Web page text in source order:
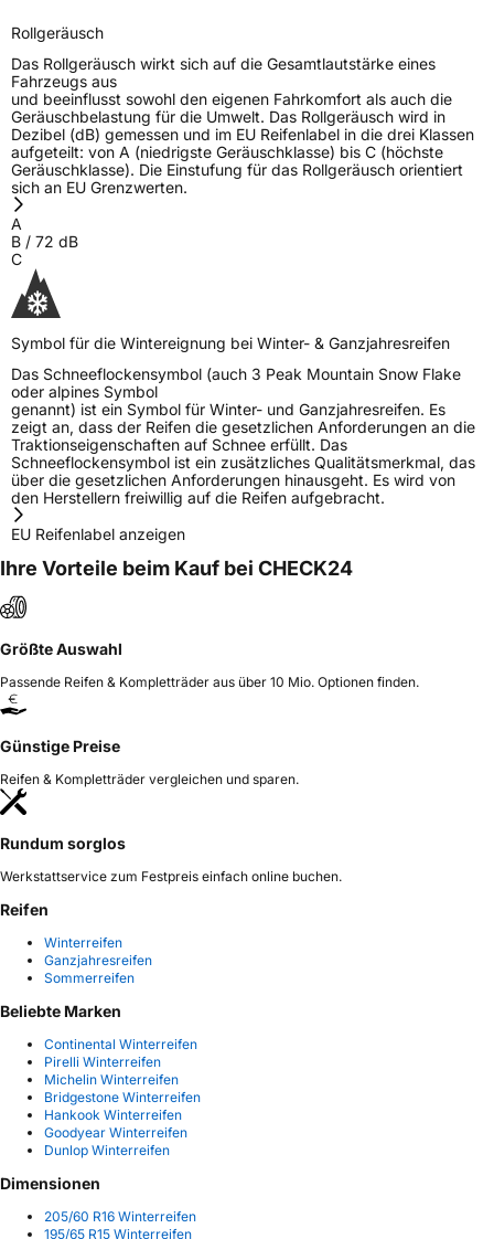
Rollgeräusch
Das Rollgeräusch wirkt sich auf die Gesamtlautstärke eines
Fahrzeugs aus
und beeinflusst sowohl den eigenen Fahrkomfort als auch die
Geräuschbelastung für die Umwelt. Das Rollgeräusch wird in
Dezibel (dB) gemessen und im EU Reifenlabel in die drei Klassen
aufgeteilt: von A (niedrigste Geräuschklasse) bis C (höchste
Geräuschklasse). Die Einstufung für das Rollgeräusch orientiert
sich an EU Grenzwerten.
A
B / 72 dB
C
Symbol für die Wintereignung bei Winter- & Ganzjahresreifen
Das Schneeflockensymbol (auch 3 Peak Mountain Snow Flake
oder alpines Symbol
genannt) ist ein Symbol für Winter- und Ganzjahresreifen. Es
zeigt an, dass der Reifen die gesetzlichen Anforderungen an die
Traktionseigenschaften auf Schnee erfüllt. Das
Schneeflockensymbol ist ein zusätzliches Qualitätsmerkmal, das
über die gesetzlichen Anforderungen hinausgeht. Es wird von
den Herstellern freiwillig auf die Reifen aufgebracht.
EU Reifenlabel anzeigen
Ihre Vorteile beim Kauf bei CHECK24
Größte Auswahl
Passende Reifen & Kompletträder aus über 10 Mio. Optionen finden.
Günstige Preise
Reifen & Kompletträder vergleichen und sparen.
Rundum sorglos
Werkstattservice zum Festpreis einfach online buchen.
Reifen
Winterreifen
Ganzjahresreifen
Sommerreifen
Beliebte Marken
Continental Winterreifen
Pirelli Winterreifen
Michelin Winterreifen
Bridgestone Winterreifen
Hankook Winterreifen
Goodyear Winterreifen
Dunlop Winterreifen
Dimensionen
205/60 R16 Winterreifen
195/65 R15 Winterreifen